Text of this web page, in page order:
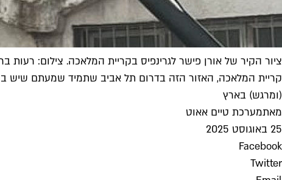
ציור הקיר של אורן פישר לגרינפיס בקריית המלאכה. צילום: רעות
קריית המלאכה, האזור הזה בדרום תל אביב שתמיד שמעתם שיש
(ומרגש) בארץ
מאתמערכת טיים אאוט
25 באוגוסט 2025
Facebook
Twitter